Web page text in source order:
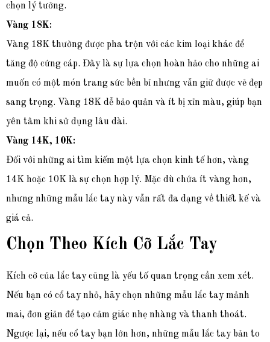
chọn lý tưởng.
Vàng 18K:
Vàng 18K thường được pha trộn với các kim loại khác để
tăng độ cứng cáp. Đây là sự lựa chọn hoàn hảo cho những ai
muốn có một món trang sức bền bỉ nhưng vẫn giữ được vẻ đẹp
sang trọng. Vàng 18K dễ bảo quản và ít bị xỉn màu, giúp bạn
yên tâm khi sử dụng lâu dài.
Vàng 14K, 10K:
Đối với những ai tìm kiếm một lựa chọn kinh tế hơn, vàng
14K hoặc 10K là sự chọn hợp lý. Mặc dù chứa ít vàng hơn,
nhưng những mẫu lắc tay này vẫn rất đa dạng về thiết kế và
giá cả.
Chọn Theo Kích Cỡ Lắc Tay
Kích cỡ của lắc tay cũng là yếu tố quan trọng cần xem xét.
Nếu bạn có cổ tay nhỏ, hãy chọn những mẫu lắc tay mảnh
mai, đơn giản để tạo cảm giác nhẹ nhàng và thanh thoát.
Ngược lại, nếu cổ tay bạn lớn hơn, những mẫu lắc tay bản to